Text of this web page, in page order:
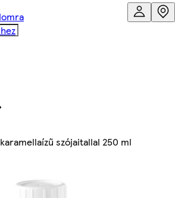
szójaitallal 250 ml